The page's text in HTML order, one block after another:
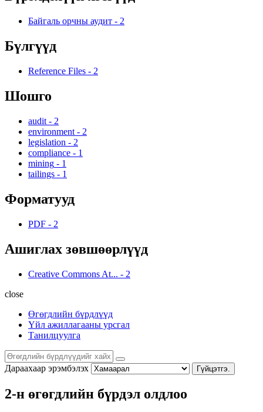
Байгаль орчны аудит - 2
Бүлгүүд
Reference Files - 2
Шошго
audit - 2
environment - 2
legislation - 2
compliance - 1
mining - 1
tailings - 1
Форматууд
PDF - 2
Ашиглах зөвшөөрлүүд
Creative Commons At... - 2
close
Өгөгдлийн бүрдлүүд
Үйл ажиллагааны урсгал
Танилцуулга
Дараахаар эрэмбэлэх Гүйцэтгэ.
2-н өгөгдлийн бүрдэл олдлоо